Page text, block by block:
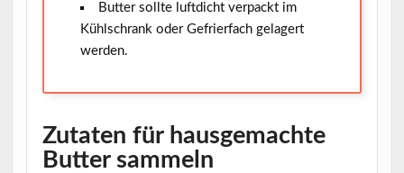
Butter sollte luftdicht verpackt im
Kühlschrank oder Gefrierfach gelagert
werden.
Zutaten für hausgemachte
Butter sammeln